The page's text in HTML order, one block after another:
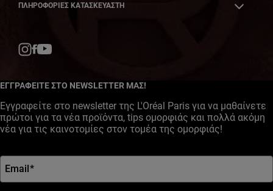
ΠΛΗΡΟΦΟΡΙΕΣ ΚΑΤΑΣΚΕΥΑΣΤΗ
ΕΓΓΡΑΦΕΙΤΕ ΣΤΟ NEWSLETTER ΜΑΣ!
Εγγραφείτε στο newsletter της L'Oréal Paris για να μαθαίνετε
πρώτοι για τα νέα προϊόντα, tips ομορφιάς και πολλά ακόμη
νέα για τις καινοτομίες στον τομέα της ομορφιάς!
Email*